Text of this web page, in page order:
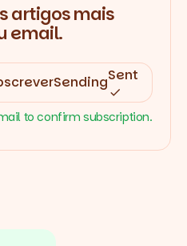
artigos mais
email.
SendingSent
to confirm subscription.